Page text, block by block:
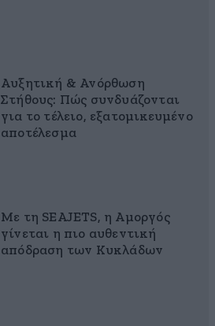
Αυξητική & Ανόρθωση
Στήθους: Πώς συνδυάζονται
για το τέλειο, εξατομικευμένο
αποτέλεσμα
Με τη SEAJETS, η Αμοργός
γίνεται η πιο αυθεντική
απόδραση των Κυκλάδων